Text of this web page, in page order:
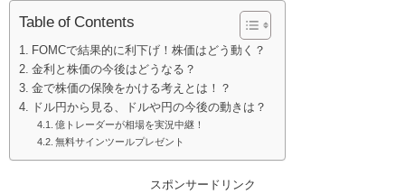
Table of Contents
FOMCで結果的に利下げ！株価はどう動く？
金利と株価の今後はどうなる？
金で株価の保険をかける考えとは！？
ドル円から見る、ドルや円の今後の動きは？
億トレーダーが相場を実況中継！
無料サインツールプレゼント
スポンサードリンク